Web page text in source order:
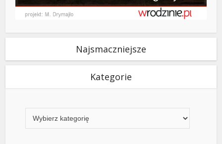
Najsmaczniejsze
Kategorie